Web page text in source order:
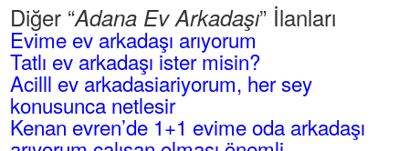
Diğer “Adana Ev Arkadaşı” İlanları
Evime ev arkadaşı arıyorum
Tatlı ev arkadaşı ister misin?
Acilll ev arkadasiariyorum, her sey
konusunca netlesir
Kenan evren’de 1+1 evime oda arkadaşı